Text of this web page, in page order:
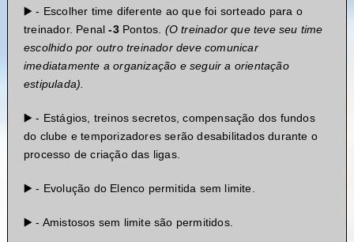
▶️ - Escolher time diferente ao que foi sorteado para o
treinador. Penal-3Pontos. (O treinador que teve seu time
escolhido por outro treinador deve comunicar
imediatamente a organização e seguir a orientação
estipulada).
▶️ - Estágios, treinos secretos, compensação dos fundos
do clube e temporizadores serão desabilitados durante o
processo de criação das ligas.
▶️ - Evolução do Elenco permitida sem limite.
▶️ - Amistosos sem limite são permitidos.